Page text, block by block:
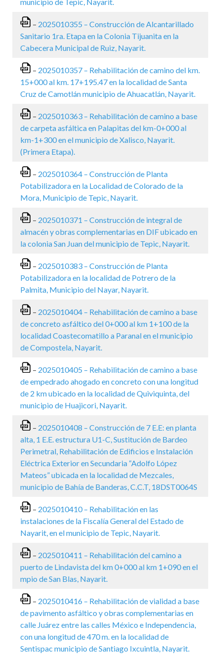
– 2025010355 – Construcción de Alcantarillado
Sanitario 1ra. Etapa en la Colonia Tijuanita en la
Cabecera Municipal de Ruiz, Nayarit.
– 2025010357 – Rehabilitación de camino del km.
15+000 al km. 17+195.47 en la localidad de Santa
Cruz de Camotlán municipio de Ahuacatlán, Nayarit.
– 2025010363 – Rehabilitación de camino a base
de carpeta asfáltica en Palapitas del km-0+000 al
km-1+300 en el municipio de Xalisco, Nayarit.
(Primera Etapa).
– 2025010364 – Construcción de Planta
Potabilizadora en la Localidad de Colorado de la
Mora, Municipio de Tepic, Nayarit.
– 2025010371 – Construcción de integral de
almacén y obras complementarias en DIF ubicado en
la colonia San Juan del municipio de Tepic, Nayarit.
– 2025010383 – Construcción de Planta
Potabilizadora en la localidad de Potrero de la
Palmita, Municipio del Nayar, Nayarit.
– 2025010404 – Rehabilitación de camino a base
de concreto asfáltico del 0+000 al km 1+100 de la
localidad Coastecomatillo a Paranal en el municipio
de Compostela, Nayarit.
– 2025010405 – Rehabilitación de camino a base
de empedrado ahogado en concreto con una longitud
de 2 km ubicado en la localidad de Quiviquinta, del
municipio de Huajicori, Nayarit.
– 2025010408 – Construcción de 7 E.E: en planta
alta, 1 E.E. estructura U1-C, Sustitución de Bardeo
Perimetral, Rehabilitación de Edificios e Instalación
Eléctrica Exterior en Secundaria “Adolfo López
Mateos” ubicada en la localidad de Mezcales,
municipio de Bahía de Banderas, C.C.T, 18DST0064S
– 2025010410 – Rehabilitación en las
instalaciones de la Fiscalía General del Estado de
Nayarit, en el municipio de Tepic, Nayarit.
– 2025010411 – Rehabilitación del camino a
puerto de Lindavista del km 0+000 al km 1+090 en el
mpio de San Blas, Nayarit.
– 2025010416 – Rehabilitación de vialidad a base
de pavimento asfáltico y obras complementarias en
calle Juárez entre las calles México e Independencia,
con una longitud de 470 m. en la localidad de
Sentispac municipio de Santiago Ixcuintla, Nayarit.